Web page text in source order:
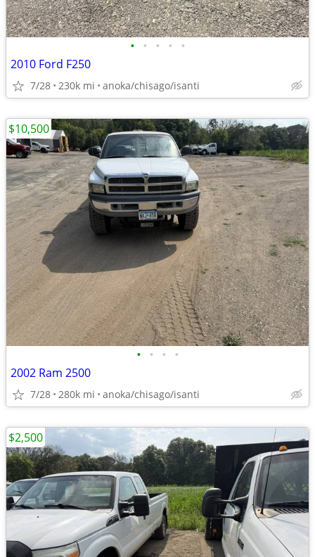
• • • • •
2010 Ford F250
7/28 230k mi anoka/chisago/isanti
• • • •
2002 Ram 2500
7/28 280k mi anoka/chisago/isanti
$10,500
$2,500